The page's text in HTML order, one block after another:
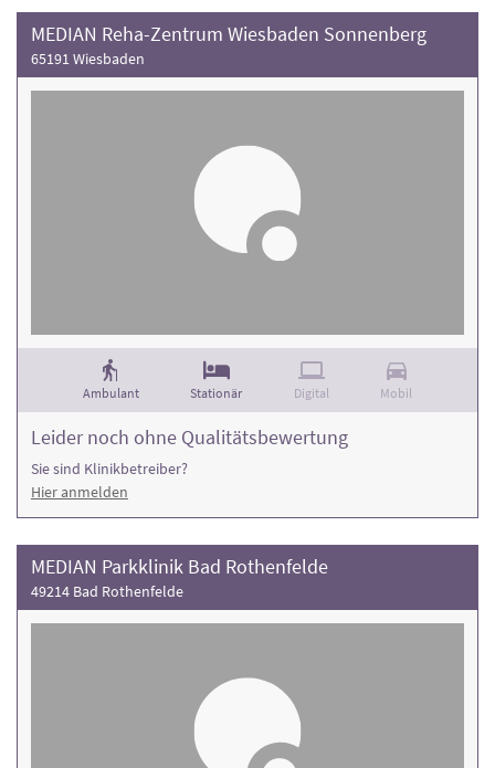
MEDIAN Reha-Zentrum Wiesbaden Sonnenberg
65191 Wiesbaden
Ambulant Stationär Digital Mobil
Leider noch ohne Qualitätsbewertung
Sie sind Klinikbetreiber?
Hier anmelden
MEDIAN Parkklinik Bad Rothenfelde
49214 Bad Rothenfelde